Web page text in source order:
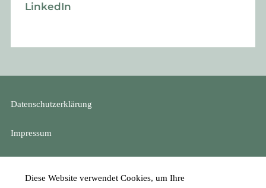
LinkedIn
Datenschutzerklärung
Impressum
Diese Website verwendet Cookies, um Ihre